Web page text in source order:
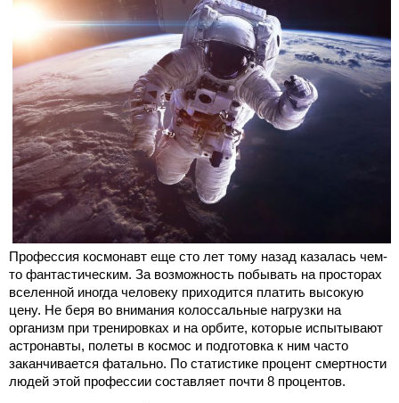
Профессия космонавт еще сто лет тому назад казалась чем-
то фантастическим. За возможность побывать на просторах
вселенной иногда человеку приходится платить высокую
цену. Не беря во внимания колоссальные нагрузки на
организм при тренировках и на орбите, которые испытывают
астронавты, полеты в космос и подготовка к ним часто
заканчивается фатально. По статистике процент смертности
людей этой профессии составляет почти 8 процентов.